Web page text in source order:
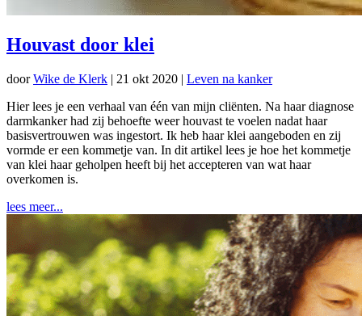
Houvast door klei
doorWike de Klerk | 21 okt 2020 | Leven na kanker
Hier lees je een verhaal van één van mijn cliënten. Na haar diagnose
darmkanker had zij behoefte weer houvast te voelen nadat haar
basisvertrouwen was ingestort. Ik heb haar klei aangeboden en zij
vormde er een kommetje van. In dit artikel lees je hoe het kommetje
van klei haar geholpen heeft bij het accepteren van wat haar
overkomen is.
lees meer...